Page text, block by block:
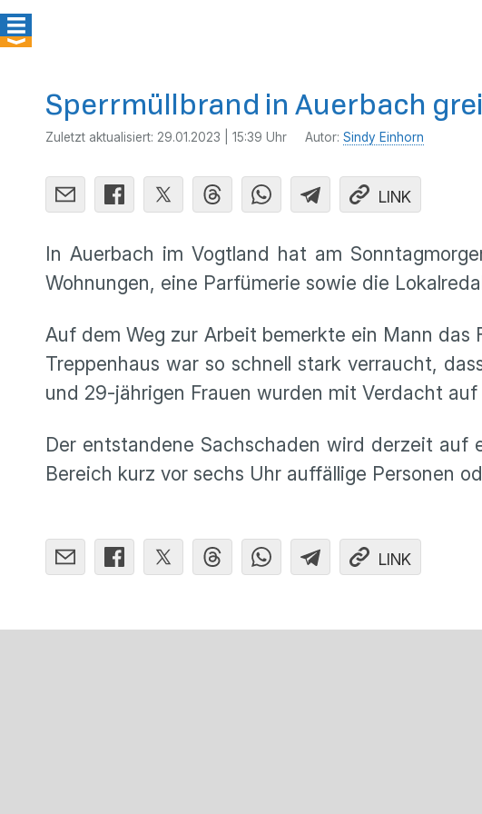
Sperrmüllbrand in Auerbach
Zuletzt aktualisiert: 29.01.2023 | 15:39 Uhr Autor: Sindy Einhorn
LINK
In Auerbach im Vogtland hat am
Wohnungen, eine Parfümerie sowie die
Auf dem Weg zur Arbeit bemerkte ein Mann das
Treppenhaus war so schnell stark verraucht,
und 29-jährigen Frauen wurden mit Verdacht
Der entstandene Sachschaden wird derzeit
Bereich kurz vor sechs Uhr auffällige Personen
LINK